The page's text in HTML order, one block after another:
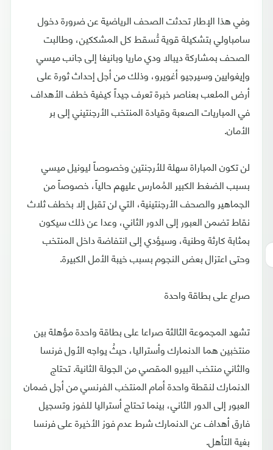
وفي هذا الإطار تحدثت الصحف الرياضية عن ضرورة دخول
سامباولي بتشكيلة قوية تُسقط كل المشككين، وطالبت
الصحف بمشاركة ديبالا ودي ماريا وبانيغا إلى جانب ميسي
وإيغوايين وسيرجيو أغويرو، وذلك من أجل إحداث ثورة على
أرض الملعب بعناصر خبرة تعرف جيداً كيفية خطف الأهداف
في المباريات الصعبة وقيادة المنتخب الأرجنتيني إلى بر
الأمان.
لن تكون المباراة سهلة للأرجنتين وخصوصاً ليونيل ميسي
بسبب الضغط الكبير المُمارس عليهم حالياً، خصوصاً من
الجماهير والصحف الأرجنتينية، التي لن تقبل إلا بخطف ثلاث
نقاط تضمن العبور إلى الدور الثاني، وعدا عن ذلك سيكون
بمثابة كارثة وطنية، وسيؤدي إلى انتفاضة داخل المنتخب
وحتى اعتزال بعض النجوم بسبب خيبة الأمل الكبيرة.
صراع على بطاقة واحدة
تشهد المجموعة الثالثة صراعا على بطاقة واحدة مؤهلة بين
منتخبين هما الدنمارك وأستراليا، حيثُ يواجه الأول فرنسا
والثاني منتخب البيرو المقصي من الجولة الثانية. تحتاج
الدنمارك لنقطة واحدة أمام المنتخب الفرنسي من أجل ضمان
العبور إلى الدور الثاني، بينما تحتاج أستراليا للفوز وتسجيل
فارق أهداف عن الدنمارك شرط عدم فوز الأخيرة على فرنسا
بغية التأهل.